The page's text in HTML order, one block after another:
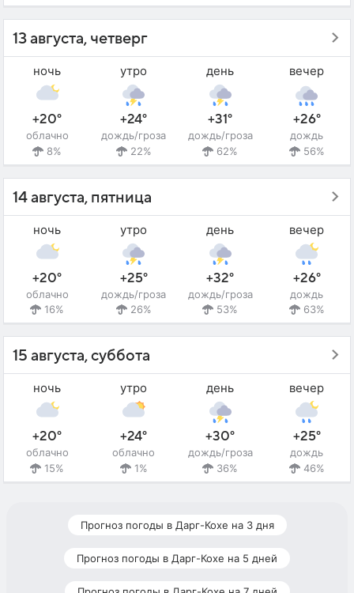
13 августа, четверг
ночь
+20°
облачно
8%
утро
+24°
дождь/гроза
22%
день
+31°
дождь/гроза
62%
вечер
+26°
дождь
56%
14 августа, пятница
ночь
+20°
облачно
16%
утро
+25°
дождь/гроза
26%
день
+32°
дождь/гроза
53%
вечер
+26°
дождь
63%
15 августа, суббота
ночь
+20°
облачно
15%
утро
+24°
облачно
1%
день
+30°
дождь/гроза
36%
вечер
+25°
дождь
46%
Прогноз погоды в Дарг-Кохе на 3 дня
Прогноз погоды в Дарг-Кохе на 5 дней